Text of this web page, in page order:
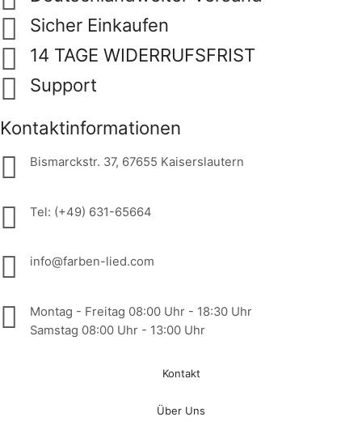
Sicher Einkaufen
14 TAGE WIDERRUFSFRIST
Support
Kontaktinformationen
Bismarckstr. 37, 67655 Kaiserslautern
Tel: (+49) 631-65664
info@farben-lied.com
Montag - Freitag 08:00 Uhr - 18:30 Uhr
Samstag 08:00 Uhr - 13:00 Uhr
Kontakt
Über Uns